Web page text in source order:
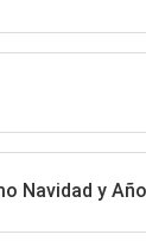
Navidad y